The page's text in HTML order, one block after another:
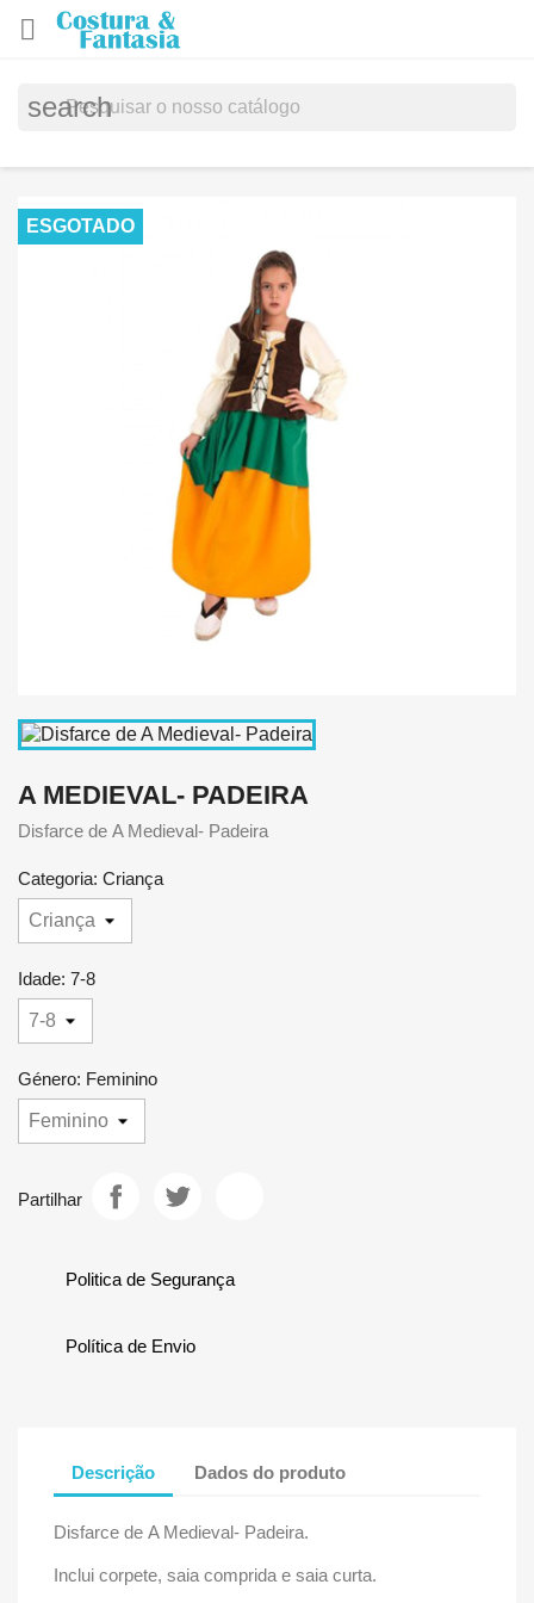

search
ESGOTADO
A MEDIEVAL- PADEIRA
Disfarce de A Medieval- Padeira
Categoria: Criança
Idade: 7-8
Género: Feminino
Partilhar
Politica de Segurança
Política de Envio
Descrição Dados do produto
Disfarce de A Medieval- Padeira.
Inclui corpete, saia comprida e saia curta.